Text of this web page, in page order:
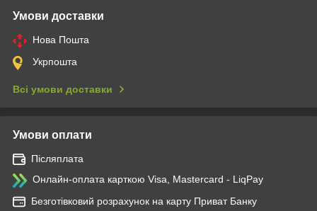
Умови доставки
Нова Пошта
Укрпошта
Всі умови доставки
Умови оплати
Післяплата
Онлайн-оплата карткою Visa, Mastercard - LiqPay
Безготівковий розрахунок на карту Приват Банку